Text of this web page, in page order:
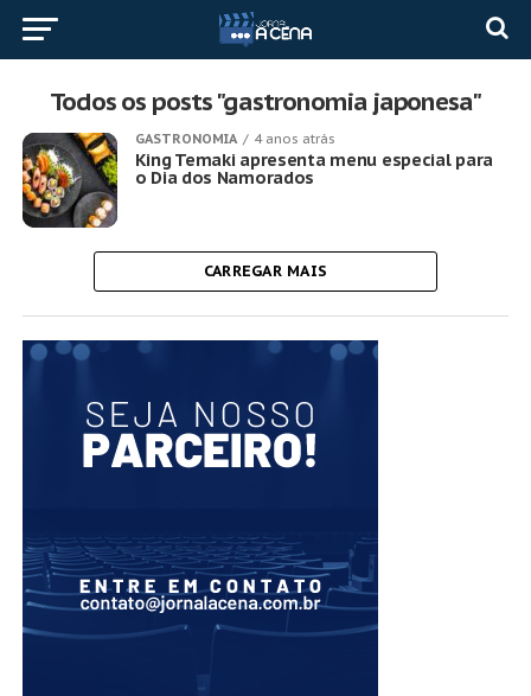
Todos os posts "gastronomia japonesa"
GASTRONOMIA 4 anos atrás
King Temaki apresenta menu especial para
o Dia dos Namorados
CARREGAR MAIS